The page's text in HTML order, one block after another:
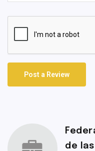
Post a Review
de